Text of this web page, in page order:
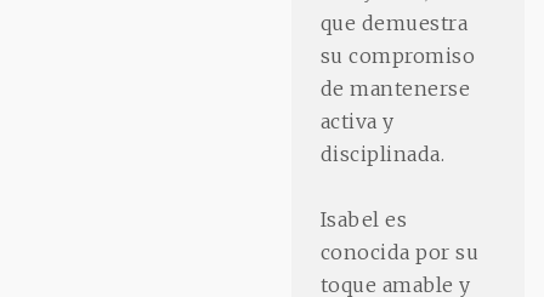
que demuestra
su compromiso
de mantenerse
activa y
disciplinada.
Isabel es
conocida por su
toque amable y